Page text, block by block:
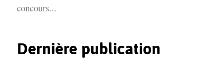
concours...
Dernière publication